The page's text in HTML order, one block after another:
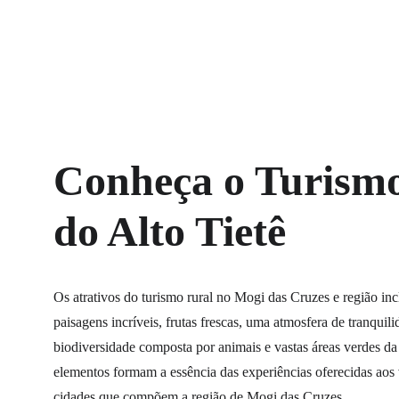
Conheça o
do Alto Tietê
Os atrativos do turismo rural no Mogi das Cruzes e região
paisagens incríveis, frutas frescas, uma atmosfera de
biodiversidade composta por animais e vastas áreas verdes
elementos formam a essência das experiências oferecidas